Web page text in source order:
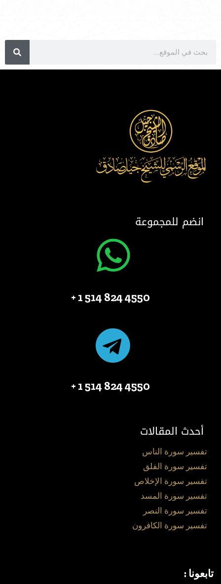
انضم للمجموعة
4550 824 514 1 +
4550 824 514 1 +
أحدث المقالات
تفسير سورة الناس
تفسير سورة الفلق
تفسير سورة الإخلاص
تفسير سورة المسد
تفسير سورة النصر
تفسير سورة الكافرون
تابعونا :